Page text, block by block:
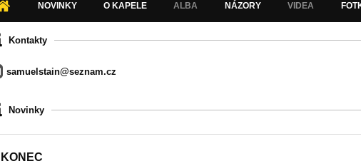
NOVINKY O KAPELE ALBA NÁZORY VIDEA
Kontakty
samuelstain@seznam.cz
Novinky
KONEC